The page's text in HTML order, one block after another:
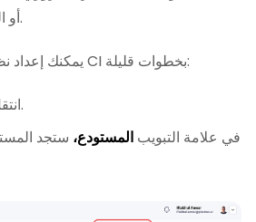
أو النتائج منخفضة المخاطر.
في Plexicus، يمكنك إعداد نظام بوابة CI بخطوات قليلة:
.
في علامة التبويب المستودع، ستجد